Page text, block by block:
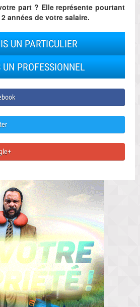
part ? Elle représente pourtant
années de votre salaire.
UN PARTICULIER
PROFESSIONNEL